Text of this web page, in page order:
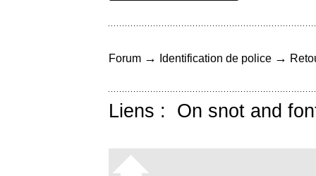
Forum → Identification de police →
Liens : On snot and